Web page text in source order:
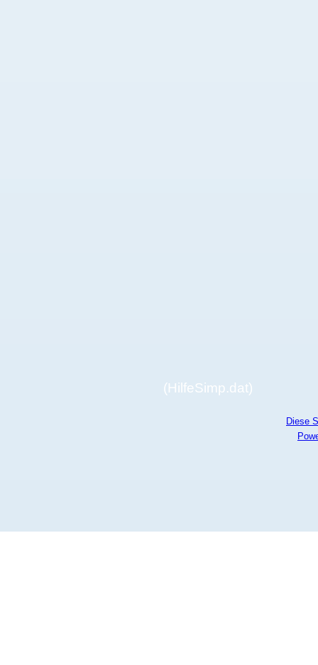
(HilfeSimp.dat)
Diese